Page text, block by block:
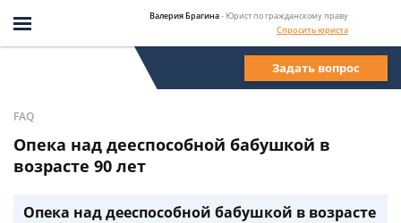
Валерия Брагина- Юрист по гражданскому праву
Спросить юриста
Задать вопрос
FAQ
Опека над дееспособной бабушкой в
возрасте 90 лет
Опека над дееспособной бабушкой в возрасте